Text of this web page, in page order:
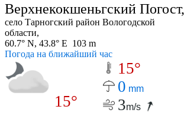
Верхнекокшеньгский Погост,
село Тарногский район Вологодской
области,
60.7° N, 43.8° E 103 m
Погода на ближайший час
15°
15°
0 mm
3m/s